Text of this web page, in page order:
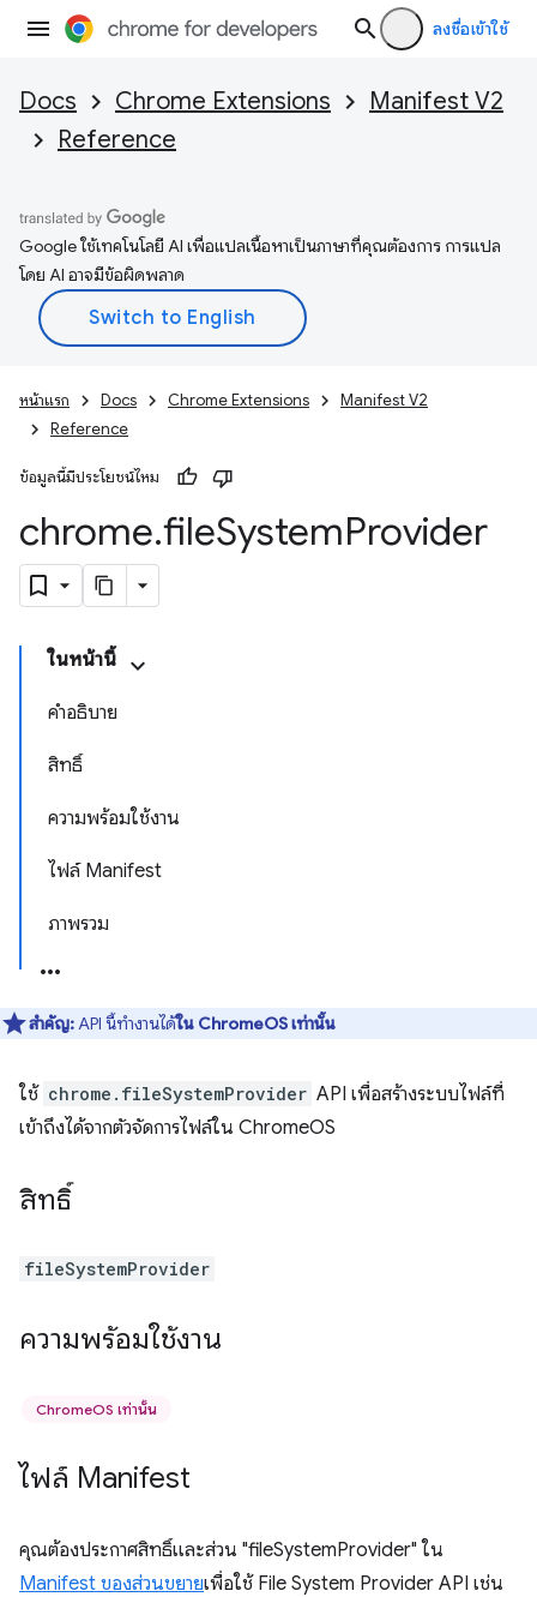
ลงชื่อเข้าใช้
Docs Chrome Extensions
Manifest V2
Reference
Google ใช้เทคโนโลยี AI เพื่อแปลเนื้อหาเป็นภาษาที่คุณต้องการ การแปล
โดย AI อาจมีข้อผิดพลาด
หน้าแรก Docs Chrome Extensions
Manifest V2
Reference
ข้อมูลนี้มีประโยชน์ไหม
chrome.fileSystemProvider
ในหน้านี้
คำอธิบาย
สิทธิ์
ความพร้อมใช้งาน
ไฟล์ Manifest
ภาพรวม
สำคัญ:API นี้ทำงานได้ใน ChromeOS เท่านั้น
ใช้ chrome.fileSystemProvider API เพื่อสร้างระบบไฟล์ที่
เข้าถึงได้จากตัวจัดการไฟล์ใน ChromeOS
สิทธิ์
fileSystemProvider
ความพร้อมใช้งาน
ChromeOS เท่านั้น
ไฟล์ Manifest
คุณต้องประกาศสิทธิ์และส่วน "fileSystemProvider" ใน
Manifest ของส่วนขยายเพื่อใช้ File System Provider API เช่น